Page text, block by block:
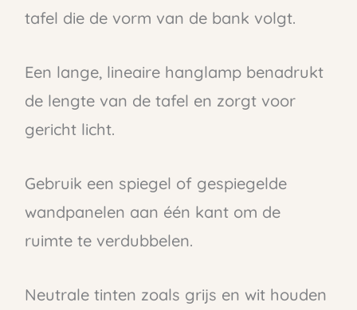
tafel die de vorm van de bank volgt.
Een lange, lineaire hanglamp benadrukt
de lengte van de tafel en zorgt voor
gericht licht.
Gebruik een spiegel of gespiegelde
wandpanelen aan één kant om de
ruimte te verdubbelen.
Neutrale tinten zoals grijs en wit houden